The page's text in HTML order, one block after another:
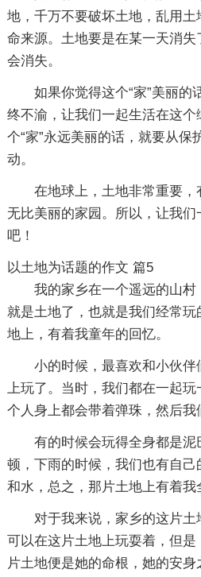
地，千万不要破坏土地，乱用
命来源。土地要是在某一天消
会消失。
如果你觉得这个“家”美丽的
终不渝，让我们一起生活在这
个“家”永远美丽的话，就要从保
动。
在地球上，土地非常重要
无比美丽的家园。所以，让我
吧！
以土地为话题的作文 篇5
我的家乡在一个遥远的山
就是土地了，也就是我们经常
地上，有着我童年的回忆。
小的时候，最喜欢和小伙
上玩了。当时，我们都在一起
个人身上都会带着弹珠，然后我
有的时候会玩得全身都是
顿，下雨的时候，我们也有自
和水，总之，那片土地上有着我
对于我来说，家乡的这片
可以在这片土地上玩耍着，但
片土地便是她的命根，她的安身